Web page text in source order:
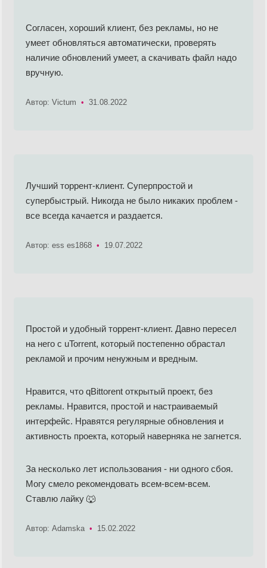
Согласен, хороший клиент, без рекламы, но не
умеет обновляться автоматически, проверять
наличие обновлений умеет, а скачивать файл надо
вручную.
Автор: Victum • 31.08.2022
Лучший торрент-клиент. Суперпростой и
супербыстрый. Никогда не было никаких проблем -
все всегда качается и раздается.
Автор: ess es1868 • 19.07.2022
Простой и удобный торрент-клиент. Давно пересел
на него с uTorrent, который постепенно обрастал
рекламой и прочим ненужным и вредным.
Нравится, что qBittorent открытый проект, без
рекламы. Нравится, простой и настраиваемый
интерфейс. Нравятся регулярные обновления и
активность проекта, который наверняка не загнется.
За несколько лет использования - ни одного сбоя.
Могу смело рекомендовать всем-всем-всем.
Ставлю лайку 🐺
Автор: Adamska • 15.02.2022